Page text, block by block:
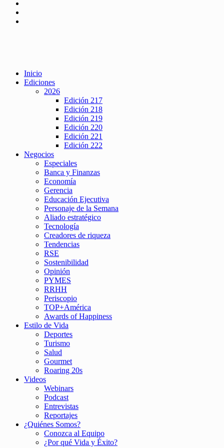
Inicio
Ediciones
2026
Edición 217
Edición 218
Edición 219
Edición 220
Edición 221
Edición 222
Negocios
Especiales
Banca y Finanzas
Economía
Gerencia
Educación Ejecutiva
Personaje de la Semana
Aliado estratégico
Tecnología
Creadores de riqueza
Tendencias
RSE
Sostenibilidad
Opinión
PYMES
RRHH
Periscopio
TOP+América
Awards of Happiness
Estilo de Vida
Deportes
Turismo
Salud
Gourmet
Roaring 20s
Videos
Webinars
Podcast
Entrevistas
Reportajes
¿Quiénes Somos?
Conozca al Equipo
¿Por qué Vida y Éxito?